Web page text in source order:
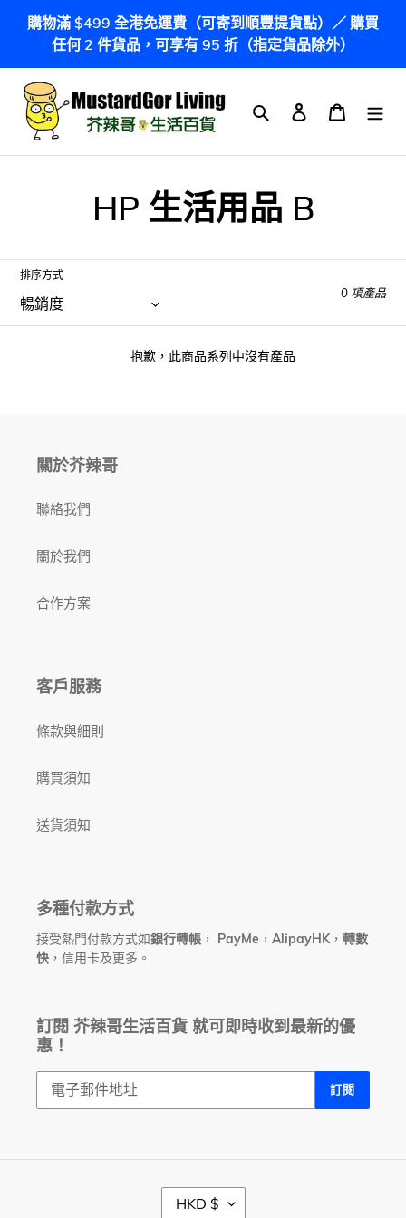
容
購物滿 $499 全港免運費（可寄到順豐提貨點）／ 購買
任何 2 件貨品，可享有 95 折（指定貨品除外）
搜尋 登入 購物車
商
列
HP 生活用品 B
排序方式
0 項產品
抱歉，此商品系列中沒有產品
關於芥辣哥
聯絡我們
關於我們
合作方案
客戶服務
條款與細則
購買須知
送貨須知
多種付款方式
接受熱門付款方式如銀行轉帳 ， PayMe ， AlipayHK ， 轉數
快 ，信用卡及更多。
訂閱 芥辣哥生活百貨 就可即時收到最新的優
惠！
訂閱
幣HKD $